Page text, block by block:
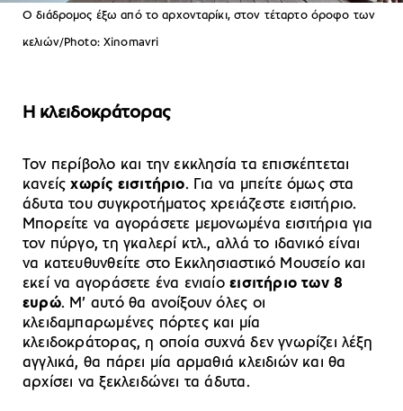
Ο διάδρομος έξω από το αρχονταρίκι, στον τέταρτο όροφο των
κελιών/Photo: Xinomavri
Η κλειδοκράτορας
Τον περίβολο και την εκκλησία τα επισκέπτεται
κανείςχωρίς εισιτήριο. Για να μπείτε όμως στα
άδυτα του συγκροτήματος χρειάζεστε εισιτήριο.
Μπορείτε να αγοράσετε μεμονωμένα εισιτήρια για
τον πύργο, τη γκαλερί κτλ., αλλά το ιδανικό είναι
να κατευθυνθείτε στο Εκκλησιαστικό Μουσείο και
εκεί να αγοράσετε ένα ενιαίοεισιτήριο των 8
ευρώ. Μ’ αυτό θα ανοίξουν όλες οι
κλειδαμπαρωμένες πόρτες και μία
κλειδοκράτορας, η οποία συχνά δεν γνωρίζει λέξη
αγγλικά, θα πάρει μία αρμαθιά κλειδιών και θα
αρχίσει να ξεκλειδώνει τα άδυτα.